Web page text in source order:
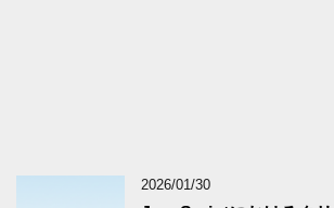
2026/01/30